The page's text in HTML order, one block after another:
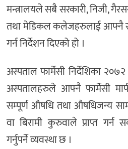
मन्त्रालयले सबै सरकारी, निजी,
तथा मेडिकल कलेजहरुलाई आफ्नै
गर्न निर्देशन दिएको हो ।
अस्पताल फार्मेसी निर्देशिका
अस्पतालहरुले आफ्नै फार्मेसी
सम्पूर्ण औषधि तथा औषधिजन्य
वा बिरामी कुरुवाले प्राप्त गर्न
गर्नुपर्ने व्यवस्था छ ।